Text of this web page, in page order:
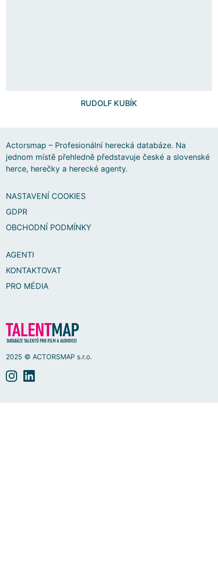
RUDOLF KUBÍK
Actorsmap – Profesionální herecká databáze. Na
jednom místě přehledně představuje české a slovenské
herce, herečky a herecké agenty.
NASTAVENÍ COOKIES
GDPR
OBCHODNÍ PODMÍNKY
AGENTI
KONTAKTOVAT
PRO MÉDIA
2025 © ACTORSMAP s.r.o.